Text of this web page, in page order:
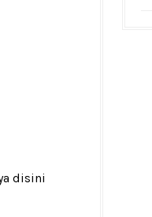
disini